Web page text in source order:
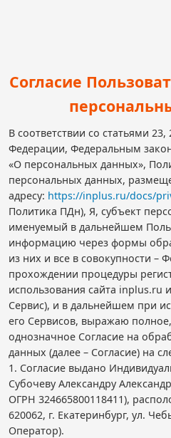
Согласие
В соответствии со статьями
Федерации, Федеральным
«О персональных данных»,
персональных данных,
адресу: https://inplus.ru/docs/
Политика ПДн), Я, субъект
именуемый в дальнейшем
информацию через формы
из них и все в совокупности
прохождении процедуры
использования сайта inplus.ru
Сервис), и в дальнейшем при
его Сервисов, выражаю
однозначное Согласие на
данных (далее – Согласие) на
1. Согласие выдано
Субочеву Александру
ОГРН 324665800118411),
620062, г. Екатеринбург, ул.
Оператор).